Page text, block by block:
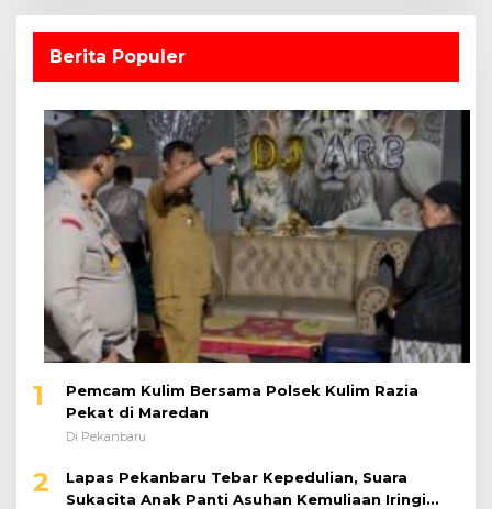
Pemcam Kulim Bersama Polsek Kulim Razia
Pekat di Maredan
Di Pekanbaru
2
Lapas Pekanbaru Tebar Kepedulian, Suara
Sukacita Anak Panti Asuhan Kemuliaan Iringi
Bantuan Sosial
Di Pekanbaru
3
Kodam XIX Tuanku Tambusai Perkuat
Pengendalian Program dan Implementasi
Doktrin TNI AD
Di Pekanbaru
4
133 Personel Berprestasi Diguyur Penghargaan,
Kapolda Riau: Bangun Kepercayaan Publik